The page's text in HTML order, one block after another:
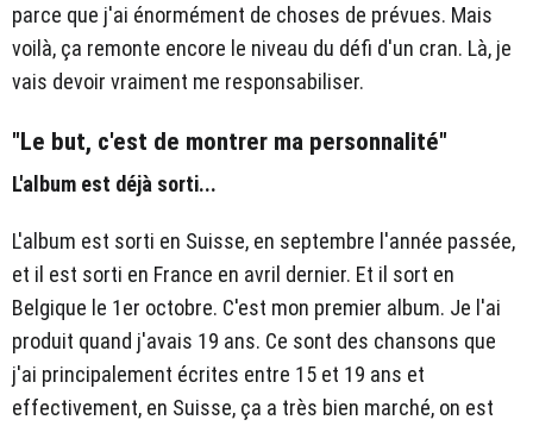
parce que j'ai énormément de choses de prévues. Mais
voilà, ça remonte encore le niveau du défi d'un cran. Là, je
vais devoir vraiment me responsabiliser.
"Le but, c'est de montrer ma personnalité"
L'album est déjà sorti...
L'album est sorti en Suisse, en septembre l'année passée,
et il est sorti en France en avril dernier. Et il sort en
Belgique le 1er octobre. C'est mon premier album. Je l'ai
produit quand j'avais 19 ans. Ce sont des chansons que
j'ai principalement écrites entre 15 et 19 ans et
effectivement, en Suisse, ça a très bien marché, on est